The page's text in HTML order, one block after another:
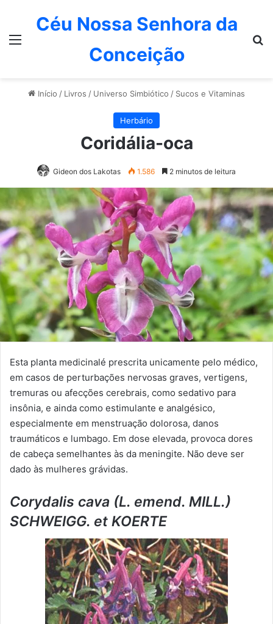
Céu Nossa Senhora da
Conceição
Início / Livros / Universo Simbiótico / Sucos e Vitaminas
Herbário
Coridália-oca
Gideon dos Lakotas 1.586 2 minutos de leitura
Esta planta medicinalé prescrita unicamente pelo médico,
em casos de perturbações nervosas graves, vertigens,
tremuras ou afecções cerebrais, como sedativo para
insônia, e ainda como estimulante e analgésico,
especialmente em menstruação dolorosa, danos
traumáticos e lumbago. Em dose elevada, provoca dores
de cabeça semelhantes às da meningite. Não deve ser
dado às mulheres grávidas.
Corydalis cava (L. emend. MILL.)
SCHWEIGG. et KOERTE